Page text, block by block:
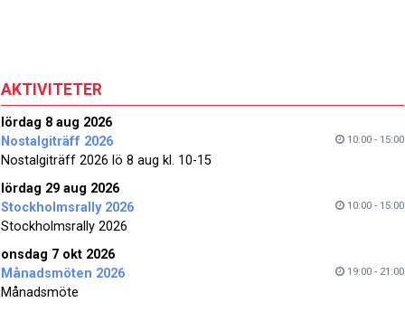
AKTIVITETER
lördag 8 aug 2026
Nostalgiträff 2026
10:00 - 15:00
Nostalgiträff 2026 lö 8 aug kl. 10-15
lördag 29 aug 2026
Stockholmsrally 2026
10:00 - 15:00
Stockholmsrally 2026
onsdag 7 okt 2026
Månadsmöten 2026
19:00 - 21:00
Månadsmöte